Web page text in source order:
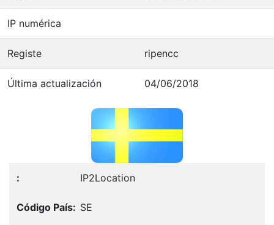
IP numérica
Registe ripencc
Última actualización 04/06/2018
IP2Location
SE